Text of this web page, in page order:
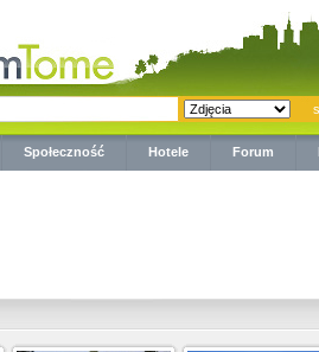
Społeczność Hotele Forum